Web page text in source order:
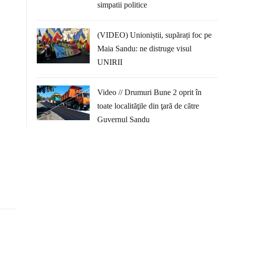
simpatii politice
(VIDEO) Unioniștii, supărați foc pe
Maia Sandu: ne distruge visul
UNIRII
Video // Drumuri Bune 2 oprit în
toate localităţile din ţară de către
Guvernul Sandu